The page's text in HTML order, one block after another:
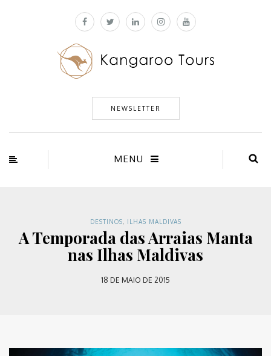
NEWSLETTER
MENU
DESTINOS, ILHAS MALDIVAS
A Temporada das Arraias Manta
nas Ilhas Maldivas
18 DE MAIO DE 2015